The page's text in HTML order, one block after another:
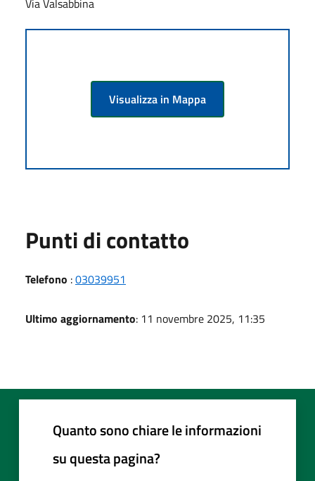
Via Valsabbina
Visualizza in Mappa
Punti di contatto
Telefono :03039951
Ultimo aggiornamento: 11 novembre 2025, 11:35
Quanto sono chiare le informazioni
su questa pagina?